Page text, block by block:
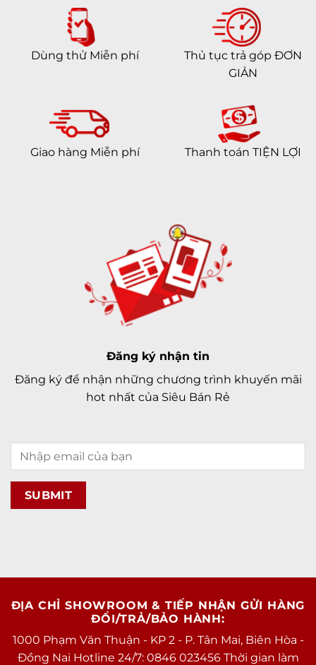
Dùng thử Miễn phí
Thủ tục trả góp ĐƠN
GIẢN
Giao hàng Miễn phí Thanh toán TIỆN LỢI
Đăng ký nhận tin
Đăng ký để nhận những chương trình khuyến mãi
hot nhất của Siêu Bán Rẻ
ĐỊA CHỈ SHOWROOM & TIẾP NHẬN GỬI HÀNG
ĐỔI/TRẢ/BẢO HÀNH:
1000 Phạm Văn Thuận - KP 2 - P. Tân Mai, Biên Hòa -
Đồng Nai Hotline 24/7: 0846 023456 Thời gian làm